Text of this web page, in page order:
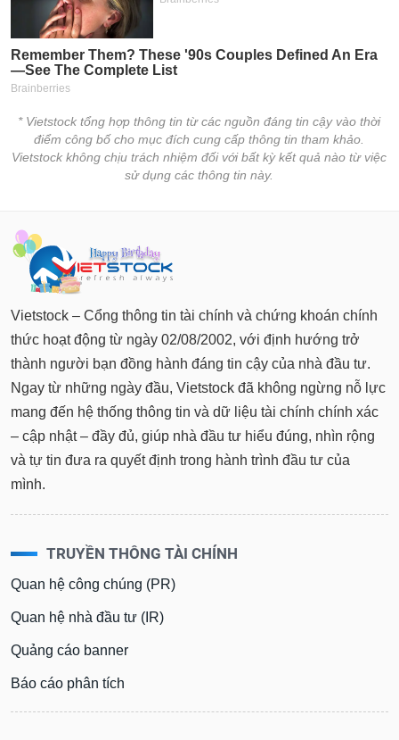
* Vietstock tổng hợp thông tin từ các nguồn đáng tin cậy vào thời
điểm công bố cho mục đích cung cấp thông tin tham khảo.
Vietstock không chịu trách nhiệm đối với bất kỳ kết quả nào từ việc
sử dụng các thông tin này.
Vietstock – Cổng thông tin tài chính và chứng khoán chính
thức hoạt động từ ngày 02/08/2002, với định hướng trở
thành người bạn đồng hành đáng tin cậy của nhà đầu tư.
Ngay từ những ngày đầu, Vietstock đã không ngừng nỗ lực
mang đến hệ thống thông tin và dữ liệu tài chính chính xác
– cập nhật – đầy đủ, giúp nhà đầu tư hiểu đúng, nhìn rộng
và tự tin đưa ra quyết định trong hành trình đầu tư của
mình.
TRUYỀN THÔNG TÀI CHÍNH
Quan hệ công chúng (PR)
Quan hệ nhà đầu tư (IR)
Quảng cáo banner
Báo cáo phân tích